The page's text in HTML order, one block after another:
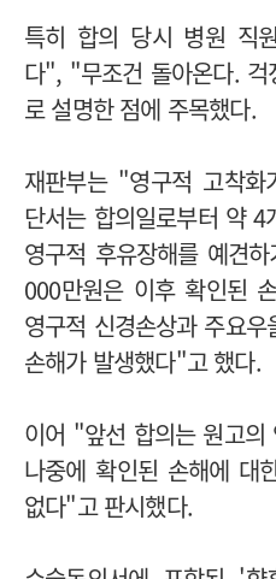
특히 합의 당시 병원 직
다", "무조건 돌아온다.
로 설명한 점에 주목했다.
재판부는 "영구적 고착화
단서는 합의일로부터 약
영구적 후유장해를 예견
000만원은 이후 확인된
영구적 신경손상과 주요
손해가 발생했다"고 했다.
이어 "앞선 합의는 원고의
나중에 확인된 손해에 대
없다"고 판시했다.